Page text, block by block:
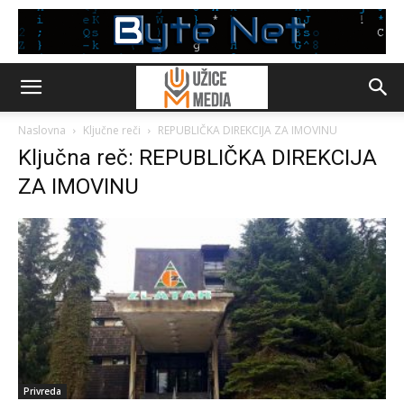
Naslovna Ključne reči REPUBLIČKA DIREKCIJA ZA IMOVINU
Ključna reč: REPUBLIČKA DIREKCIJA
ZA IMOVINU
Privreda